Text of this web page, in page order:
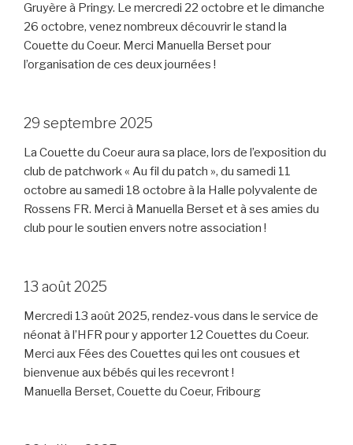
Gruyère à Pringy. Le mercredi 22 octobre et le dimanche
26 octobre, venez nombreux découvrir le stand la
Couette du Coeur. Merci Manuella Berset pour
l’organisation de ces deux journées !
29 septembre 2025
La Couette du Coeur aura sa place, lors de l’exposition du
club de patchwork « Au fil du patch », du samedi 11
octobre au samedi 18 octobre à la Halle polyvalente de
Rossens FR. Merci à Manuella Berset et à ses amies du
club pour le soutien envers notre association !
13 août 2025
Mercredi 13 août 2025, rendez-vous dans le service de
néonat à l’HFR pour y apporter 12 Couettes du Coeur.
Merci aux Fées des Couettes qui les ont cousues et
bienvenue aux bébés qui les recevront !
Manuella Berset, Couette du Coeur, Fribourg